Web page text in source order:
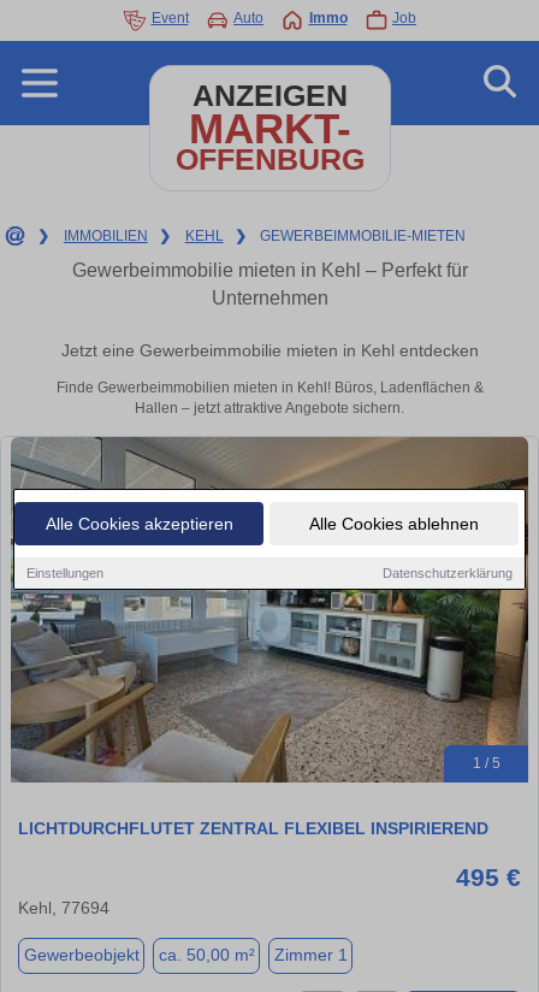
Alle Cookies akzeptieren Alle Cookies ablehnen
Einstellungen Datenschutzerklärung
Event Auto Immo Job
ANZEIGEN
MARKT-
OFFENBURG
❯ IMMOBILIEN ❯ KEHL ❯ GEWERBEIMMOBILIE-MIETEN
Gewerbeimmobilie mieten in Kehl – Perfekt für
Unternehmen
Jetzt eine Gewerbeimmobilie mieten in Kehl entdecken
Finde Gewerbeimmobilien mieten in Kehl! Büros, Ladenflächen &
Hallen – jetzt attraktive Angebote sichern.
1 / 5
LICHTDURCHFLUTET ZENTRAL FLEXIBEL INSPIRIEREND
495 €
Kehl, 77694
Gewerbeobjekt ca. 50,00 m² Zimmer 1